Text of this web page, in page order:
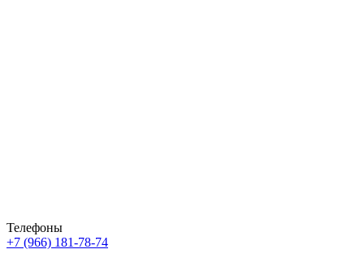
Телефоны
+7 (966) 181-78-74